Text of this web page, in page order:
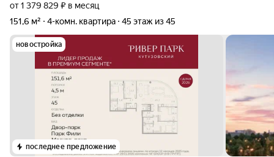
от 1 379 829 ₽ в месяц
151,6 м²
4-комн. квартира 45 этаж из 45
новостройка
последнее предложение